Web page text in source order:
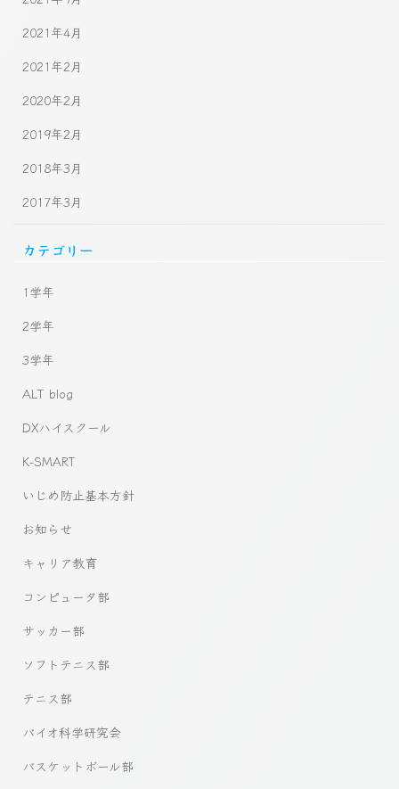
2021年4月
2021年2月
2020年2月
2019年2月
2018年3月
2017年3月
カテゴリー
1学年
2学年
3学年
ALT blog
DXハイスクール
K-SMART
いじめ防止基本方針
お知らせ
キャリア教育
コンピュータ部
サッカー部
ソフトテニス部
テニス部
バイオ科学研究会
バスケットボール部